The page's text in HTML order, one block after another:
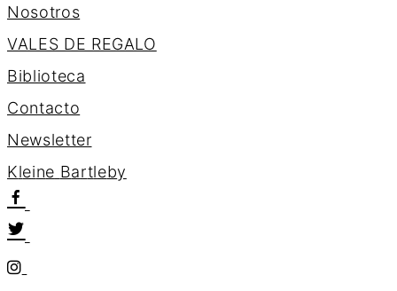
Nosotros
VALES DE REGALO
Biblioteca
Contacto
Newsletter
Kleine Bartleby